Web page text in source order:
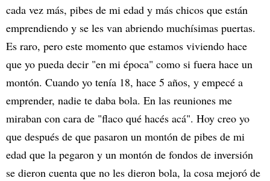
cada vez más, pibes de mi edad y más chicos que están
emprendiendo y se les van abriendo muchísimas puertas.
Es raro, pero este momento que estamos viviendo hace
que yo pueda decir "en mi época" como si fuera hace un
montón. Cuando yo tenía 18, hace 5 años, y empecé a
emprender, nadie te daba bola. En las reuniones me
miraban con cara de "flaco qué hacés acá". Hoy creo yo
que después de que pasaron un montón de pibes de mi
edad que la pegaron y un montón de fondos de inversión
se dieron cuenta que no les dieron bola, la cosa mejoró de